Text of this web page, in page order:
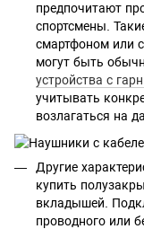
предпочитают
спортсмены.
смартфоном или
могут быть
устройства с
учитывать
возлагаться на
Другие
купить
вкладышей.
проводного или